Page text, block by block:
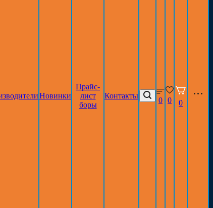
Новинки
Прайс-
лист
боры
Контакты
0 0 0